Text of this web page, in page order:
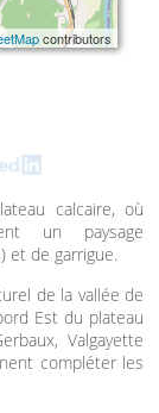
contributors
calcaire, où
un paysage
et de garrigue.
de la vallée de
Est du plateau
Valgayette
compléter les